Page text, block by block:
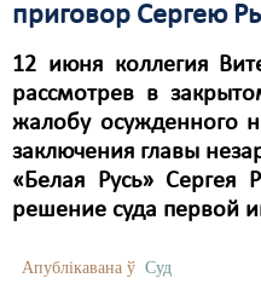
приговор Сергею
12 июня коллегия
рассмотрев в
жалобу осужденного
заключения главы
«Белая Русь» Сергея
решение суда первой
Апублікавана ў Суд
Мігранты
Мірныя сходы
Палітвязьні
Правы дзіцяці